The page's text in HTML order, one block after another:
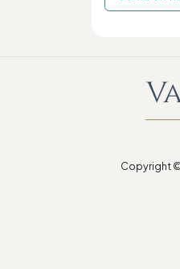
Copyright